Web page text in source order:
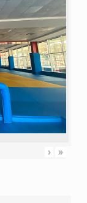
› »